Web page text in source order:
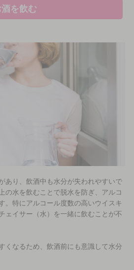
を飲む
あり、飲酒中も水分が失われやすいで
の水を飲むことで脱水を防ぎ、アルコ
。特にアルコール度数の高いウイスキ
ェイサー（水）を一緒に飲むことが不
くなるため、飲酒前にも意識して水分